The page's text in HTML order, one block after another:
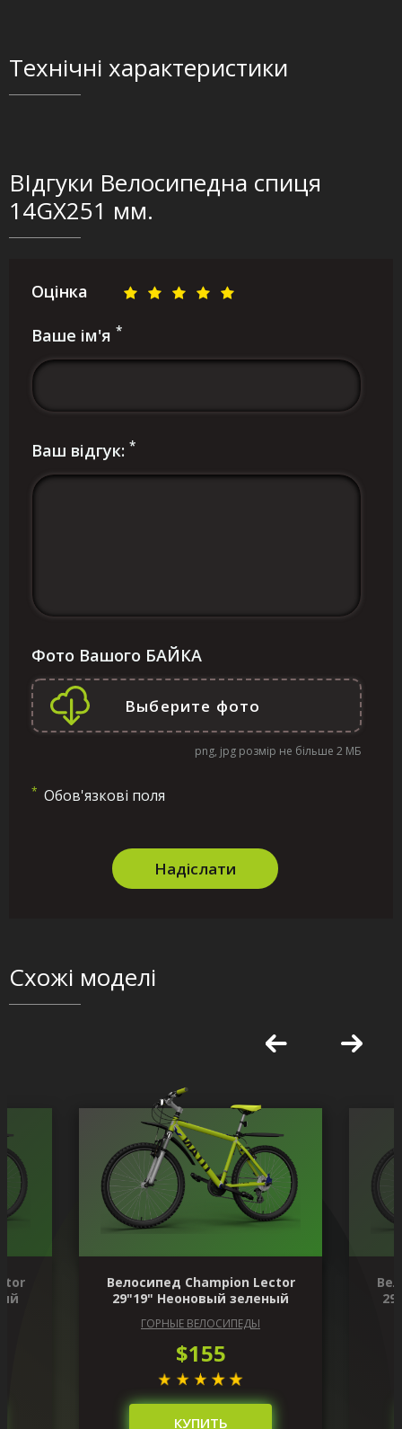
Технічні характеристики
ВІдгуки Велосипедна спиця
14GX251 мм.
Оцінка
Ваше ім'я *
Ваш відгук: *
Фото Вашого БАЙКА
png, jpg розмір не більше 2 МБ
* Обов'язкові поля
Надіслати
Схожі моделі
Велосипед Champion Lector
29"19" Неоновый зеленый
ГОРНЫЕ ВЕЛОСИПЕДЫ
$155
КУПИТЬ